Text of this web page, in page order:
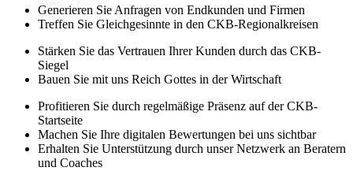
Generieren Sie Anfragen von Endkunden und Firmen
Treffen Sie Gleichgesinnte in den CKB-Regionalkreisen
Stärken Sie das Vertrauen Ihrer Kunden durch das CKB-
Siegel
Bauen Sie mit uns Reich Gottes in der Wirtschaft
Profitieren Sie durch regelmäßige Präsenz auf der CKB-
Startseite
Machen Sie Ihre digitalen Bewertungen bei uns sichtbar
Erhalten Sie Unterstützung durch unser Netzwerk an Beratern
und Coaches